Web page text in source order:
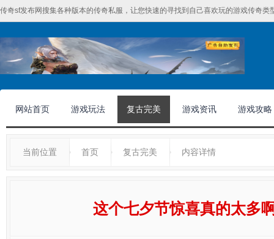
传奇sf发布网搜集各种版本的传奇私服，让您快速的寻找到自己喜欢玩的游戏传奇
网站首页 游戏玩法 复古完美 游戏资讯 游戏攻略
当前位置 首页 复古完美 内容详情
这个七夕节惊喜真的太多